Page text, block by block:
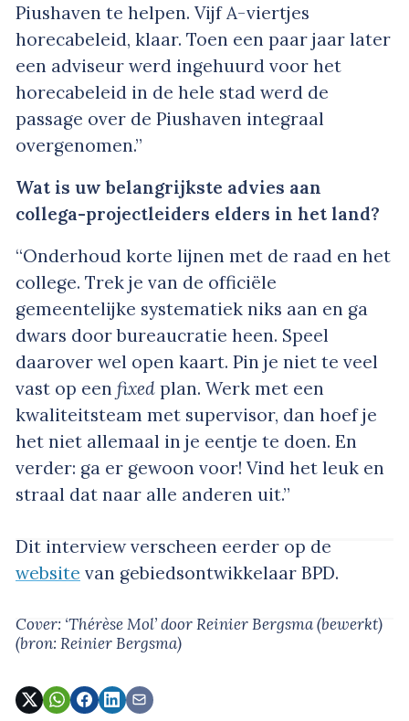
Piushaven te helpen. Vijf A-viertjes
horecabeleid, klaar. Toen een paar jaar later
een adviseur werd ingehuurd voor het
horecabeleid in de hele stad werd de
passage over de Piushaven integraal
overgenomen.”
Wat is uw belangrijkste advies aan
collega-projectleiders elders in het land?
“Onderhoud korte lijnen met de raad en het
college. Trek je van de officiële
gemeentelijke systematiek niks aan en ga
dwars door bureaucratie heen. Speel
daarover wel open kaart. Pin je niet te veel
vast op een fixed plan. Werk met een
kwaliteitsteam met supervisor, dan hoef je
het niet allemaal in je eentje te doen. En
verder: ga er gewoon voor! Vind het leuk en
straal dat naar alle anderen uit.”
Dit interview verscheen eerder op de
website van gebiedsontwikkelaar BPD.
Cover: ‘Thérèse Mol’door Reinier Bergsma (bewerkt)
(bron: Reinier Bergsma)